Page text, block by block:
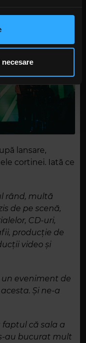
sociale și pentru
partenerilor de
nostru. Aceștia le
dvs. sau culese
în care alegeți să
sunteți de acord
lansare,
cortinei. Iată ce
rând, multă
de pe scenă,
CD-uri,
producție de
video și
un eveniment de
Și ne-a
că sala a
au bucurat mult